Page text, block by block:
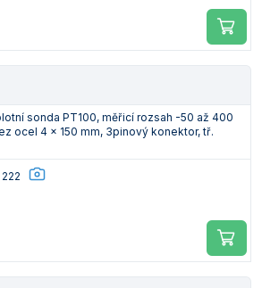
sonda PT100, měřicí rozsah -50 až 400
ocel 4 x 150 mm, 3pinový konektor, tř.